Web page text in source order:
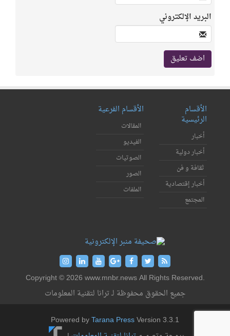
البريد الإلكتروني
الأقسام
الرئيسية
أخبار
أخبار دولية
ثقافة و فن
أخبار إقتصادية
المجتمع
الأقسام الفرعية
المقالات
الفيديو
الصوتيات
الصور
الملفات
Copyright © 2026 www.mnbr.news All Rights Reserved.
جميع الحقوق محفوظة لـ ترانا لتقنية المعلومات
Powered byTarana PressVersion 3.3.1